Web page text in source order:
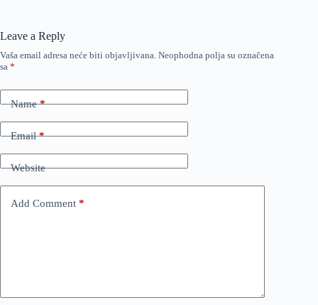
Leave a Reply
Vaša email adresa neće biti objavljivana. Neophodna polja su označena
sa *
Name*
Email*
Website
Add Comment *